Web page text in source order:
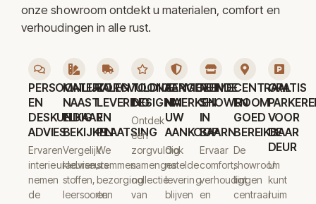
onze showroom ontdekt u materialen, comfort en
verhoudingen in alle rust.
PERSOONLIJK
EN
DESKUNDIG
ADVIES
Ervaren
interieuradviseurs
nemen
de
MATERIALEN
NAAST
ELKAAR
BEKIJKEN
Vergelijk
kleuren,
stoffen,
leersoorten
ZORGVULDIGE
LEVERING
EN
PLAATSING
We
stemmen
bezorging
en
TOONAANGEVENDE
DESIGNMERKEN
Ontdek
een
zorgvuldig
samengestelde
collectie
van
SERVICE
NA
UW
AANKOOP
Ook
na
levering
blijven
RUIME
SHOWROOM
IN
BAARN
Ervaar
comfort,
verhoudingen
en
CENTRAAL
EN
GOED
BEREIKBAAR
De
showroom
ligt
centraal
GRATIS
VOOR
DE
DEUR
U
kunt
ruim